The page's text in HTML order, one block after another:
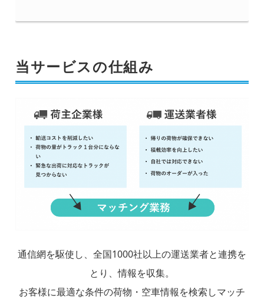
当サービスの仕組み
通信網を駆使し、全国1000社以上の運送業者と連携を
とり、情報を収集。
お客様に最適な条件の荷物・空車情報を検索しマッチ